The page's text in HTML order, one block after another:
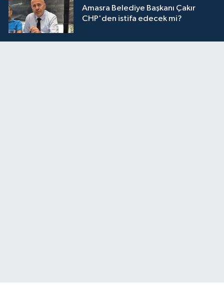
Amasra Belediye Başkanı Çakır
CHP'den istifa edecek mi?